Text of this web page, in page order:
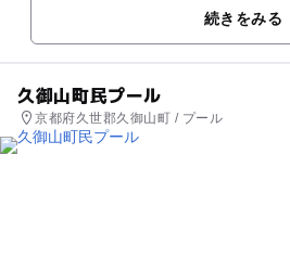
続きをみる
久御山町民プール
京都府久世郡久御山町 / プール